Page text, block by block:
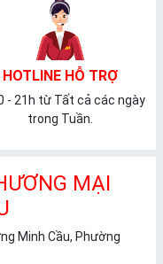
HOTLINE HỖ TRỢ
- 21h từ Tất cả các ngày
trong Tuần.
MẠI
Minh Cầu, Phường